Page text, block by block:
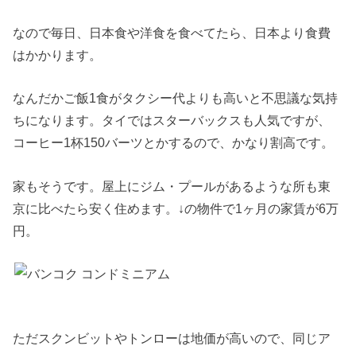
なので毎日、日本食や洋食を食べてたら、日本より食費
はかかります。
なんだかご飯1食がタクシー代よりも高いと不思議な気持
ちになります。タイではスターバックスも人気ですが、
コーヒー1杯150バーツとかするので、かなり割高です。
家もそうです。屋上にジム・プールがあるような所も東
京に比べたら安く住めます。↓の物件で1ヶ月の家賃が6万
円。
ただスクンビットやトンローは地価が高いので、同じア